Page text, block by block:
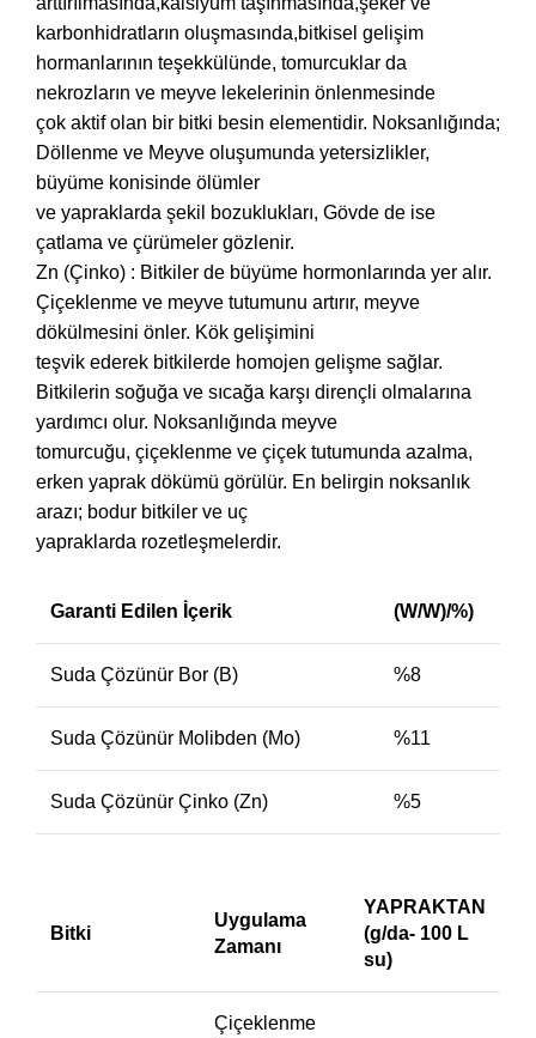
karbonhidratların oluşmasında,bitkisel gelişim
hormanlarının teşekkülünde, tomurcuklar da
nekrozların ve meyve lekelerinin önlenmesinde
çok aktif olan bir bitki besin elementidir. Noksanlığında;
Döllenme ve Meyve oluşumunda yetersizlikler,
büyüme konisinde ölümler
ve yapraklarda şekil bozuklukları, Gövde de ise
çatlama ve çürümeler gözlenir.
Zn (Çinko) : Bitkiler de büyüme hormonlarında yer alır.
Çiçeklenme ve meyve tutumunu artırır, meyve
dökülmesini önler. Kök gelişimini
teşvik ederek bitkilerde homojen gelişme sağlar.
Bitkilerin soğuğa ve sıcağa karşı dirençli olmalarına
yardımcı olur. Noksanlığında meyve
tomurcuğu, çiçeklenme ve çiçek tutumunda azalma,
erken yaprak dökümü görülür. En belirgin noksanlık
arazı; bodur bitkiler ve uç
yapraklarda rozetleşmelerdir.
Garanti Edilen İçerik (W/W)/%)
Suda Çözünür Bor (B) %8
Suda Çözünür Molibden (Mo) %11
Suda Çözünür Çinko (Zn) %5
Bitki
Uygulama
Zamanı
YAPRAKTAN
(g/da- 100 L
su)
Çiçeklenme